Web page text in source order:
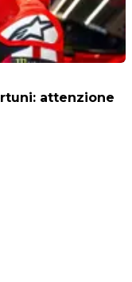
attenzione